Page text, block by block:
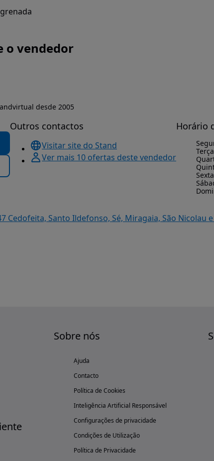
o vendedor
desde 2005
Outros contactos
Visitar site do Stand
Ver mais 10 ofertas deste vendedor
Horário
Cedofeita, Santo Ildefonso, Sé, Miragaia, São Nicolau
Sobre nós
Ajuda
Contacto
Política de Cookies
Inteligência Artificial Responsável
Configurações de privacidade
Condições de Utilização
Política de Privacidade